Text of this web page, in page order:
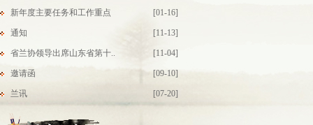
[01-16]
新年度主要任务和工作重点
[11-13]
通知
[11-04]
省兰协领导出席山东省第十..
[09-10]
邀请函
[07-20]
兰讯